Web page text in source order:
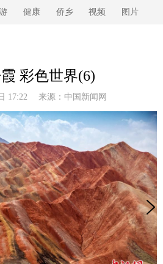
健康 侨乡 视频 图片
彩色世界(6)
17:22 来源： 中国新闻网